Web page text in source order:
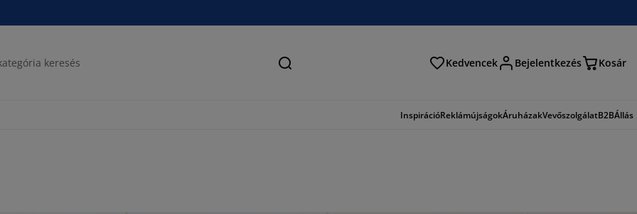
Keresés Kedvencek Bejelentkezés Kosár
InspirációReklámújságokÁruházakVevőszolgálatB2BÁllás